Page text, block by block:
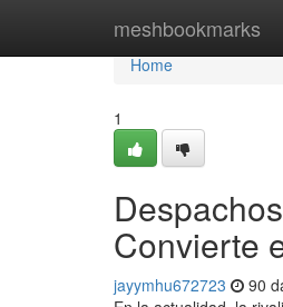
meshbookmarks
Home
Home
1
Convierte
jayymhu672723 90